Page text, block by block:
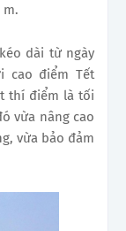
m.
dài từ ngày
cao điểm Tết
thí điểm là tối
vừa nâng cao
vừa bảo đảm